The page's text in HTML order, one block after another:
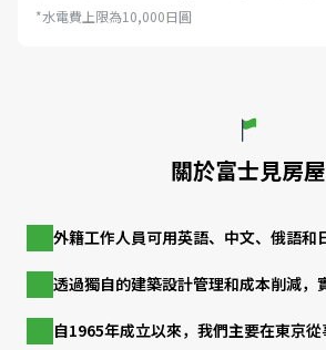
*水電費上限為10,000日圓
關於富士見房屋
外籍工作人員可用英語、中文、俄語和
透過獨自的建築設計管理和成本削減，
自1965年成立以來，我們主要在東京從